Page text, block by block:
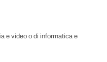
e video o di informatica e